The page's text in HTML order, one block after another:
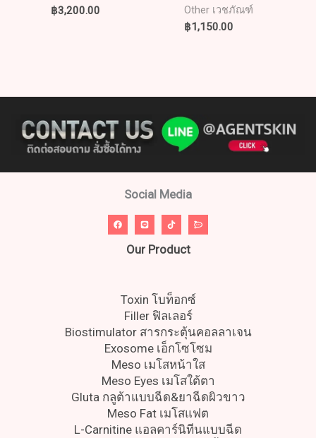
฿3,200.00 Other เวชภัณฑ์
฿1,150.00
Social Media
Our Product
Toxin โบท็อกซ์
Filler ฟิลเลอร์
Biostimulator สารกระตุ้นคอลลาเจน
Exosome เอ็กโซโซม
Meso เมโสหน้าใส
Meso Eyes เมโสใต้ตา
Gluta กลูต้าแบบฉีด&ยาฉีดผิวขาว
Meso Fat เมโสแฟต
L-Carnitine แอลคาร์นิทีนแบบฉีด